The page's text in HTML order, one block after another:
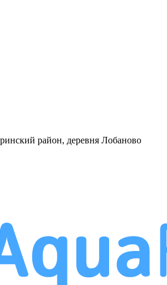
район, деревня Лобаново